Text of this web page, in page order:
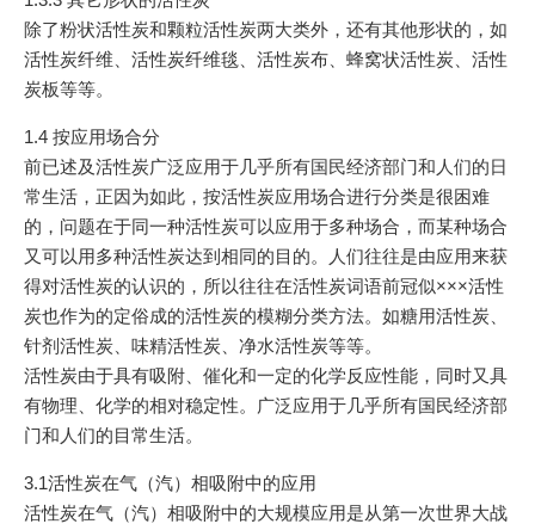
除了粉状活性炭和颗粒活性炭两大类外，还有其他形状的，如
活性炭纤维、活性炭纤维毯、活性炭布、蜂窝状活性炭、活性
炭板等等。
1.4 按应用场合分
前已述及活性炭广泛应用于几乎所有国民经济部门和人们的日
常生活，正因为如此，按活性炭应用场合进行分类是很困难
的，问题在于同一种活性炭可以应用于多种场合，而某种场合
又可以用多种活性炭达到相同的目的。人们往往是由应用来获
得对活性炭的认识的，所以往往在活性炭词语前冠似×××活性
炭也作为的定俗成的活性炭的模糊分类方法。如糖用活性炭、
针剂活性炭、味精活性炭、净水活性炭等等。
活性炭由于具有吸附、催化和一定的化学反应性能，同时又具
有物理、化学的相对稳定性。广泛应用于几乎所有国民经济部
门和人们的目常生活。
3.1活性炭在气（汽）相吸附中的应用
活性炭在气（汽）相吸附中的大规模应用是从第一次世界大战